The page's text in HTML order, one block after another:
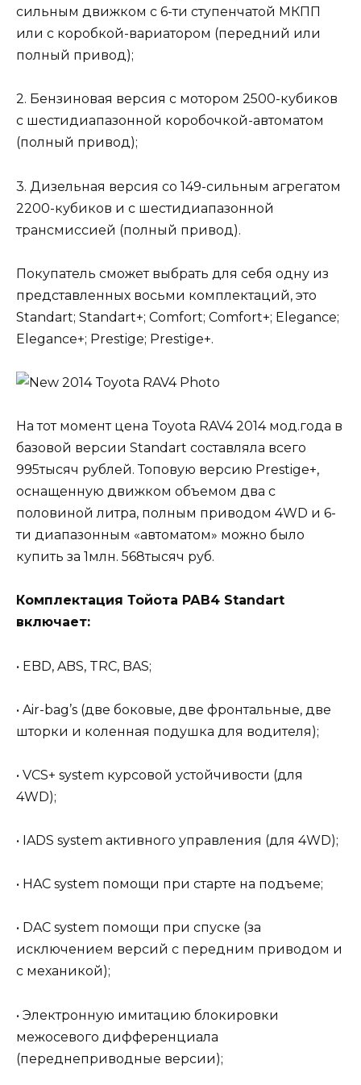
сильным движком с 6-ти ступенчатой МКПП
или с коробкой-вариатором (передний или
полный привод);
2. Бензиновая версия с мотором 2500-кубиков
с шестидиапазонной коробочкой-автоматом
(полный привод);
3. Дизельная версия со 149-сильным агрегатом
2200-кубиков и с шестидиапазонной
трансмиссией (полный привод).
Покупатель сможет выбрать для себя одну из
представленных восьми комплектаций, это
Standart; Standart+; Comfort; Comfort+; Elegance;
Elegance+; Prestige; Prestige+.
На тот момент цена Toyota RAV4 2014 мод.года в
базовой версии Standart составляла всего
995тысяч рублей. Топовую версию Prestige+,
оснащенную движком объемом два с
половиной литра, полным приводом 4WD и 6-
ти диапазонным «автоматом» можно было
купить за 1млн. 568тысяч руб.
Комплектация Тойота РАВ4 Standart
включает:
• EBD, ABS, TRC, BAS;
• Air-bag’s (две боковые, две фронтальные, две
шторки и коленная подушка для водителя);
• VCS+ system курсовой устойчивости (для
4WD);
• IADS system активного управления (для 4WD);
• HAC system помощи при старте на подъеме;
• DAC system помощи при спуске (за
исключением версий с передним приводом и
с механикой);
• Электронную имитацию блокировки
межосевого дифференциала
(переднеприводные версии);